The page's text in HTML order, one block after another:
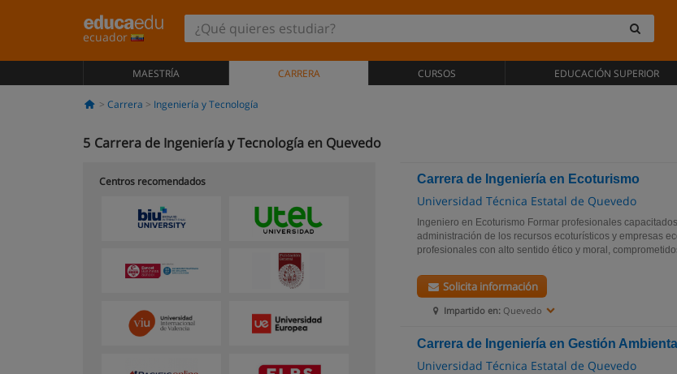
ecuador
MAESTRÍA CARRERA CURSOS EDUCACIÓN SUPERIOR
Carrera Ingeniería y Tecnología
5 Carrera de Ingeniería y Tecnología en Quevedo
Carrera de Ingeniería en Ecoturismo
Universidad Técnica Estatal de Quevedo
Ingeniero en Ecoturismo Formar profesionales
administración de los recursos ecoturísticos y empresas
profesionales con alto sentido ético y moral,
Impartido en: Quevedo
Solicita información
Carrera de Ingeniería en Gestión Ambiental
Universidad Técnica Estatal de Quevedo
Centros recomendados